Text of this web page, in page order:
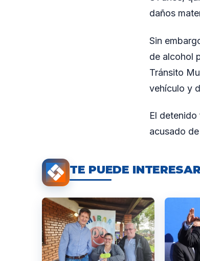
daños
Sin
de alcohol
Tránsito
vehículo y
El
acusado
TE PUEDE